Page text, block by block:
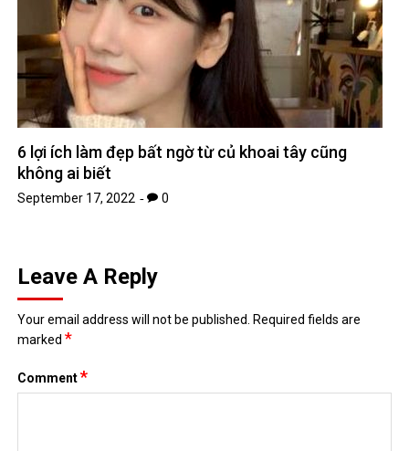
6 lợi ích làm đẹp bất ngờ từ củ khoai tây cũng
không ai biết
September 17, 2022 0
Leave A Reply
Your email address will not be published.
Required fields are
marked*
Comment*